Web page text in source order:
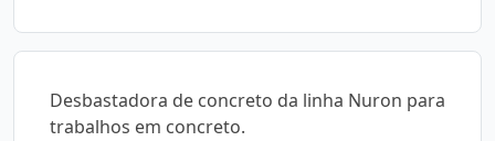
Desbastadora de concreto da linha Nuron para
trabalhos em concreto.